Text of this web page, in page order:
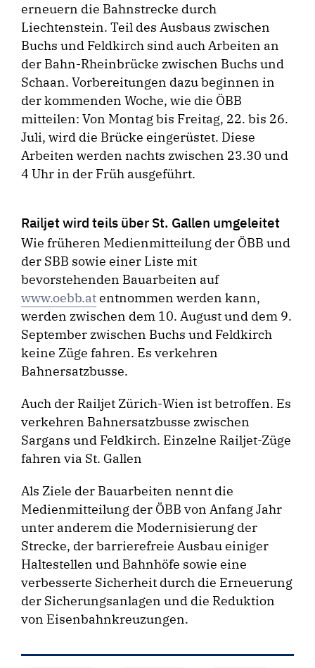
erneuern die Bahnstrecke durch
Liechtenstein. Teil des Ausbaus zwischen
Buchs und Feldkirch sind auch Arbeiten an
der Bahn-Rheinbrücke zwischen Buchs und
Schaan. Vorbereitungen dazu beginnen in
der kommenden Woche, wie die ÖBB
mitteilen: Von Montag bis Freitag, 22. bis 26.
Juli, wird die Brücke eingerüstet. Diese
Arbeiten werden nachts zwischen 23.30 und
4 Uhr in der Früh ausgeführt.
Railjet wird teils über St. Gallen umgeleitet
Wie früheren Medienmitteilung der ÖBB und
der SBB sowie einer Liste mit
bevorstehenden Bauarbeiten auf
www.oebb.atentnommen werden kann,
werden zwischen dem 10. August und dem 9.
September zwischen Buchs und Feldkirch
keine Züge fahren. Es verkehren
Bahnersatzbusse.
Auch der Railjet Zürich-Wien ist betroffen. Es
verkehren Bahnersatzbusse zwischen
Sargans und Feldkirch. Einzelne Railjet-Züge
fahren via St. Gallen
Als Ziele der Bauarbeiten nennt die
Medienmitteilung der ÖBB von Anfang Jahr
unter anderem die Modernisierung der
Strecke, der barrierefreie Ausbau einiger
Haltestellen und Bahnhöfe sowie eine
verbesserte Sicherheit durch die Erneuerung
der Sicherungsanlagen und die Reduktion
von Eisenbahnkreuzungen.